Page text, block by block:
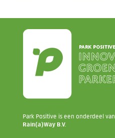
Park Positive is een onderdeel van
Rain(a)Way B.V.